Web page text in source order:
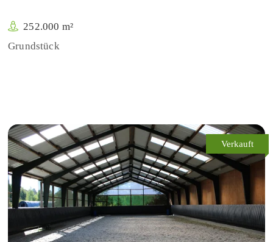
252.000 m²
Grundstück
Verkauft